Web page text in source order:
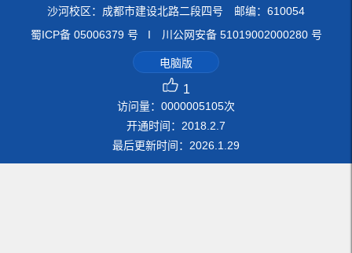
沙河校区：成都市建设北路二段四号 邮编：610054
蜀ICP备 05006379 号 I 川公网安备 51019002000280 号
电脑版
1
访问量： 0000005105次
开通时间： 2018 2 7
最后更新时间： 2026 1 29